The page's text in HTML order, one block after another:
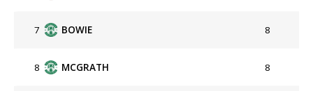
7 BOWIE 8
8 MCGRATH 8